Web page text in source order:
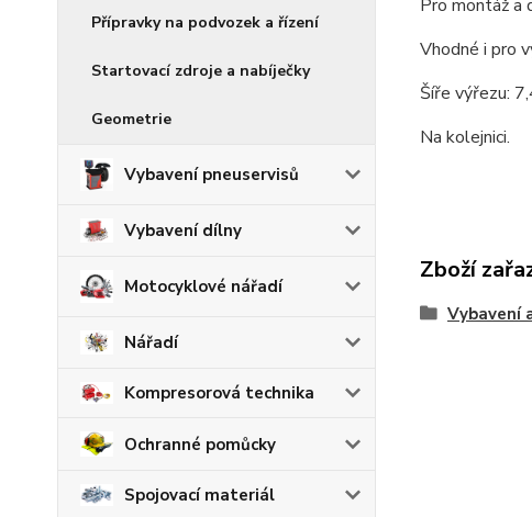
Přípravky na podvozek a řízení
Startovací zdroje a nabíječky
Geometrie
Vybavení pneuservisů
Vybavení dílny
Motocyklové nářadí
Nářadí
Kompresorová technika
Ochranné pomůcky
Spojovací materiál
Pro montáž a
Vhodné i pro
Šíře výřezu:
Na kolejnici.
Zboží
Vybavení